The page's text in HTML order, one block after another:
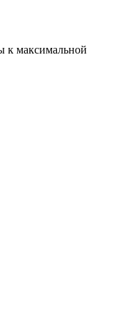
к максимальной